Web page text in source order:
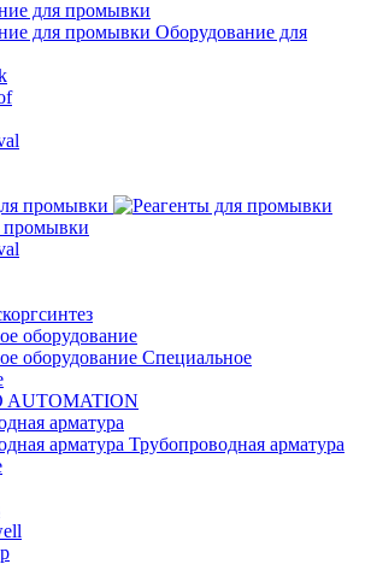
Оборудование для
промывки
Специальное
AUTOMATION
Трубопроводная арматура